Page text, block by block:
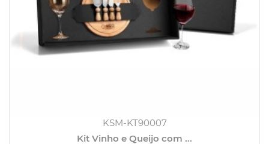
KSM-KT90007
Kit Vinho e Queijo com ...